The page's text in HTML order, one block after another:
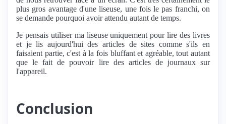
plus gros avantage d'une liseuse, une fois le pas franchi, on
se demande pourquoi avoir attendu autant de temps.
Je pensais utiliser ma liseuse uniquement pour lire des livres
et je lis aujourd'hui des articles de sites comme s'ils en
faisaient partie, c'est à la fois bluffant et agréable, tout autant
que le fait de pouvoir lire des articles de journaux sur
l'appareil.
Conclusion